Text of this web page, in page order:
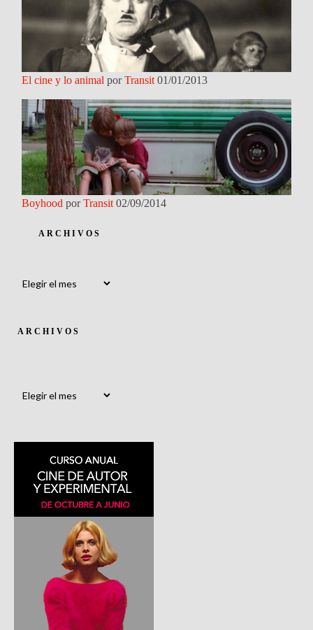
El cine y lo animal porTransit 01/01/2013
Boyhood porTransit 02/09/2014
ARCHIVOS
ARCHIVOS